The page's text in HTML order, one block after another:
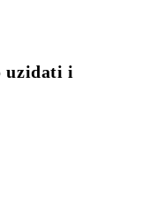
uzidati i